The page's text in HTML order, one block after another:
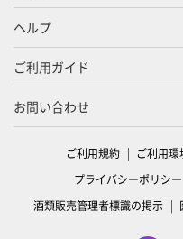
ヘルプ
ご利用ガイド
お問い合わせ
ご利用規約 ご利用
プライバシーポリシー
酒類販売管理者標識の掲示